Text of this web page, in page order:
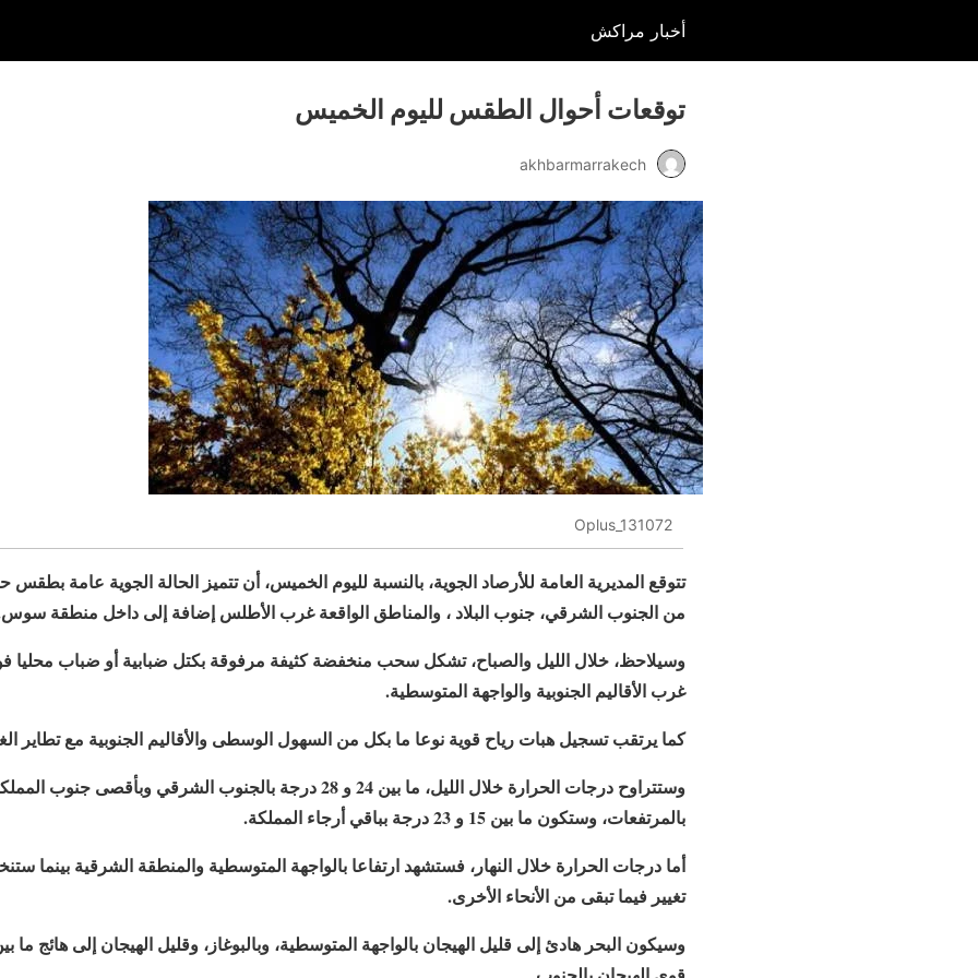
أخبار مراكش
توقعات أحوال الطقس لليوم الخميس
akhbarmarrakech
Oplus_131072
تتوقع المديرية العامة للأرصاد الجوية، بالنسبة لليوم الخميس، أن تتميز الحالة الجوية عامة بطقس
من الجنوب الشرقي، جنوب البلاد ، والمناطق الواقعة غرب الأطلس إضافة إلى داخل منطقة
وسيلاحظ، خلال الليل والصباح، تشكل سحب منخفضة كثيفة مرفوقة بكتل ضبابية أو ضباب محليا
غرب الأقاليم الجنوبية والواجهة المتوسطية.
كما يرتقب تسجيل هبات رياح قوية نوعا ما بكل من السهول الوسطى والأقاليم الجنوبية مع تطاير
بالمرتفعات، وستكون ما بين 15 و 23 درجة بباقي أرجاء المملكة.
أما درجات الحرارة خلال النهار، فستشهد ارتفاعا بالواجهة المتوسطية والمنطقة الشرقية بينما
تغيير فيما تبقى من الأنحاء الأخرى.
وسيكون البحر هادئ إلى قليل الهيجان بالواجهة المتوسطية، وبالبوغاز، وقليل الهيجان إلى هائج ما